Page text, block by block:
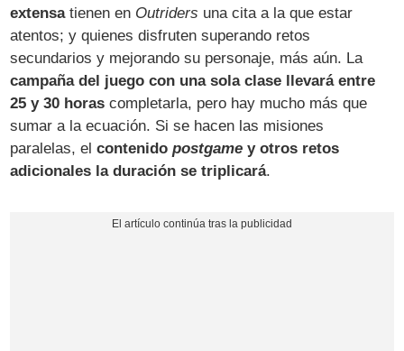
extensatienen en Outriders una cita a la que estar
atentos; y quienes disfruten superando retos
secundarios y mejorando su personaje, más aún. La
campaña del juego con una sola clase llevará entre
25 y 30 horas completarla, pero hay mucho más que
sumar a la ecuación. Si se hacen las misiones
paralelas, elcontenidopostgame y otros retos
adicionales la duración se triplicará.